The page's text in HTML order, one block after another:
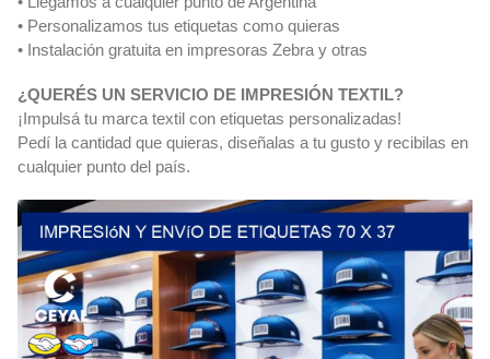
• Personalizamos tus etiquetas como quieras
• Instalación gratuita en impresoras Zebra y otras
¿QUERÉS UN SERVICIO DE IMPRESIÓN TEXTIL?
¡Impulsá tu marca textil con etiquetas personalizadas!
Pedí la cantidad que quieras, diseñalas a tu gusto y recibilas en
cualquier punto del país.